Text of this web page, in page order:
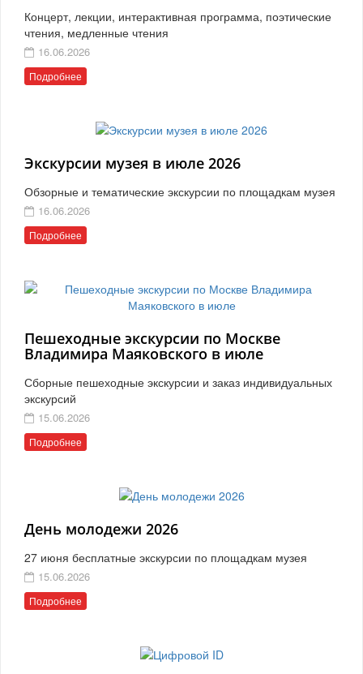
Концерт, лекции, интерактивная программа, поэтические
чтения, медленные чтения
16.06.2026
Подробнее
Экскурсии музея в июле 2026
Обзорные и тематические экскурсии по площадкам музея
16.06.2026
Подробнее
Пешеходные экскурсии по Москве
Владимира Маяковского в июле
Сборные пешеходные экскурсии и заказ индивидуальных
экскурсий
15.06.2026
Подробнее
День молодежи 2026
27 июня бесплатные экскурсии по площадкам музея
15.06.2026
Подробнее